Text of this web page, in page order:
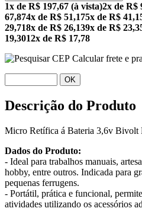
1x de R$ 197,67 (à vista)2x de R$
67,874x de R$ 51,175x de R$
29,718x de R$ 26,139x de R$
19,3012x de R$ 17,78
Calcular frete e
OK
Descrição do Produto
Micro Retífica á Bateria 3,6v
Dados do Produto:
- Ideal para trabalhos manuais,
hobby, entre outros. Indicada para
pequenas ferrugens.
- Portátil, prática e funcional,
atividades utilizando os acessórios